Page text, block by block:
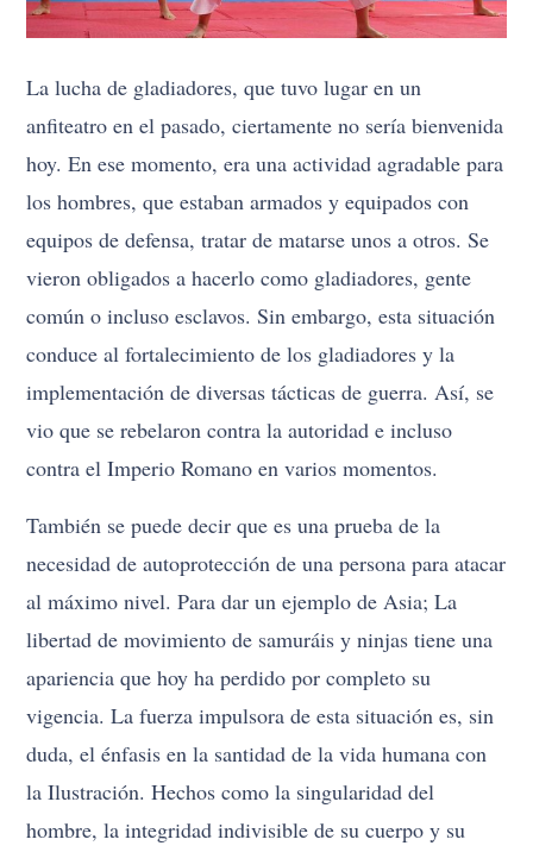
La lucha de gladiadores, que tuvo lugar en un
anfiteatro en el pasado, ciertamente no sería bienvenida
hoy. En ese momento, era una actividad agradable para
los hombres, que estaban armados y equipados con
equipos de defensa, tratar de matarse unos a otros. Se
vieron obligados a hacerlo como gladiadores, gente
común o incluso esclavos. Sin embargo, esta situación
conduce al fortalecimiento de los gladiadores y la
implementación de diversas tácticas de guerra. Así, se
vio que se rebelaron contra la autoridad e incluso
contra el Imperio Romano en varios momentos.
También se puede decir que es una prueba de la
necesidad de autoprotección de una persona para atacar
al máximo nivel. Para dar un ejemplo de Asia; La
libertad de movimiento de samuráis y ninjas tiene una
apariencia que hoy ha perdido por completo su
vigencia. La fuerza impulsora de esta situación es, sin
duda, el énfasis en la santidad de la vida humana con
la Ilustración. Hechos como la singularidad del
hombre, la integridad indivisible de su cuerpo y su